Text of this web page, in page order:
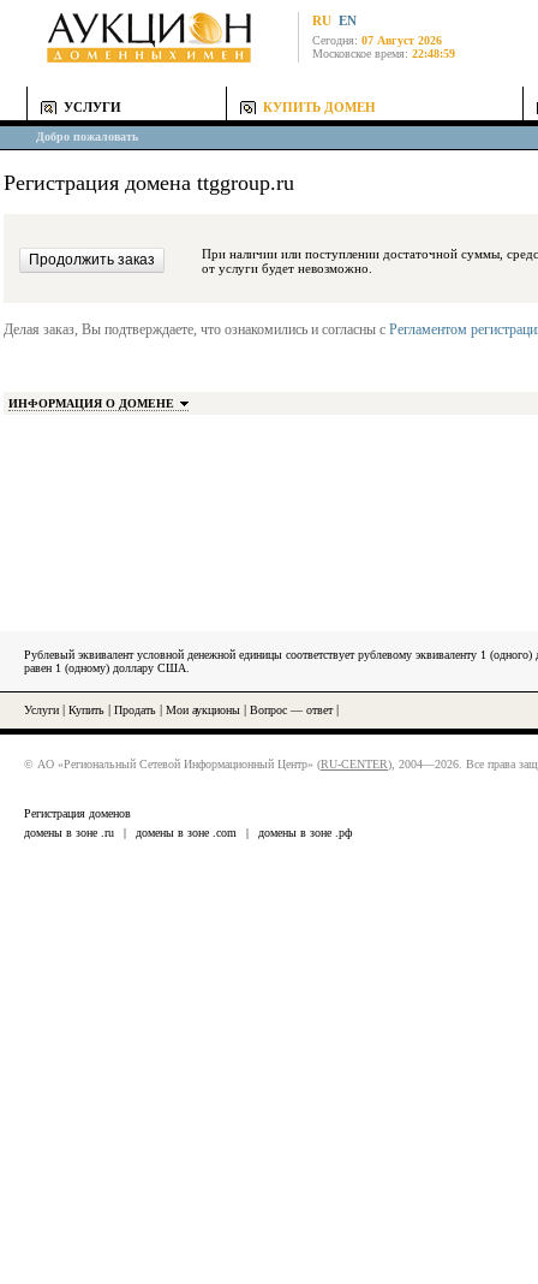
RU EN
Сегодня: 07 Август 2026
Московское время: 22:48:59
УСЛУГИ КУПИТЬ ДОМЕН
Добро пожаловать
Регистрация домена ttggroup.ru
При наличии или поступлении достаточной суммы, средства будут
от услуги будет невозможно.
Делая заказ, Вы подтверждаете, что ознакомились и согласны с Регламентом
ИНФОРМАЦИЯ О ДОМЕНЕ
Рублевый эквивалент условной денежной единицы соответствует рублевому эквиваленту 1
равен 1 (одному) доллару США.
Услуги Купить Продать Мои аукционы Вопрос — ответ|
© АО «Региональный Сетевой Информационный Центр» (RU-CENTER), 2004—2026. Все права
Регистрация доменов
домены в зоне .ru
| домены в зоне .com | домены в зоне .рф